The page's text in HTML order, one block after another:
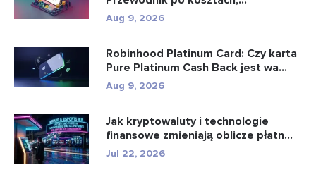
konfiguracji i u...
Aug 9, 2026
Robinhood Platinum Card: Czy karta
Pure Platinum Cash Back jest wa...
Aug 9, 2026
Jak kryptowaluty i technologie
finansowe zmieniają oblicze płatn...
Jul 22, 2026